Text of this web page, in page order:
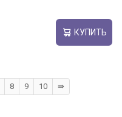
КУПИТЬ
8 9 10 ⇛